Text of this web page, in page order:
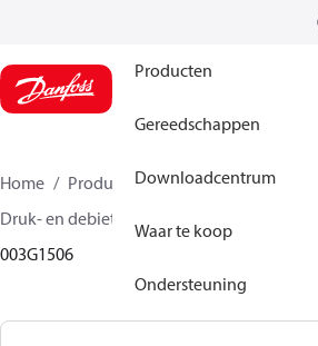
Producten
Gereedschappen
Downloadcentrum
Waar te koop
Ondersteuning
Home Producten
Climate Solutions
Druk- en debietregelaars
003G1506